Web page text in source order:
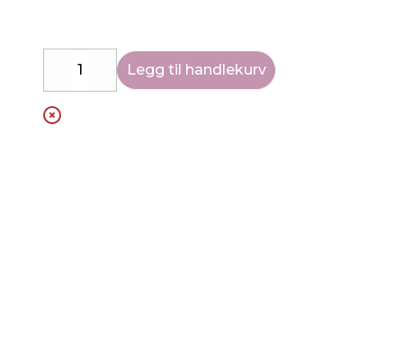
DecreaseIncrease
Legg til handlekurv